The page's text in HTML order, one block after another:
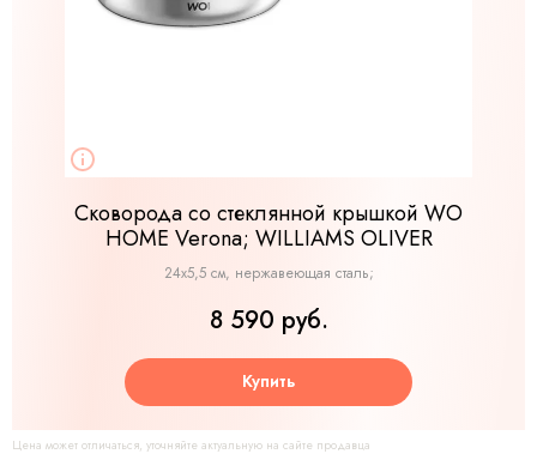
Сковорода со стеклянной крышкой WO
HOME Verona; WILLIAMS OLIVER
24х5,5 см, нержавеющая сталь;
8 590 руб.
Купить
Цена может отличаться, уточняйте актуальную на сайте продавца